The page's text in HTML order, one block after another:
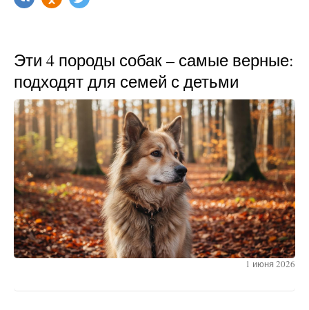
Эти 4 породы собак – самые верные:
подходят для семей с детьми
1 июня 2026